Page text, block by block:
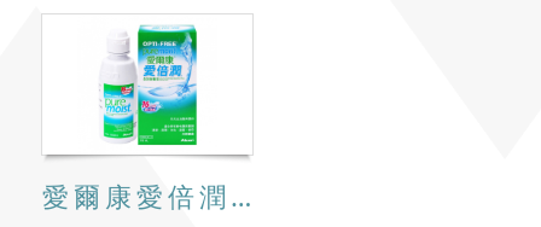
愛爾康愛倍潤全效保養液-300ml